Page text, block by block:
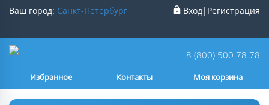
Ваш город: Санкт-Петербург
Нет
Вход| Регистрация
8 (800) 500 78 78
Контакты
Избранное Моя корзина